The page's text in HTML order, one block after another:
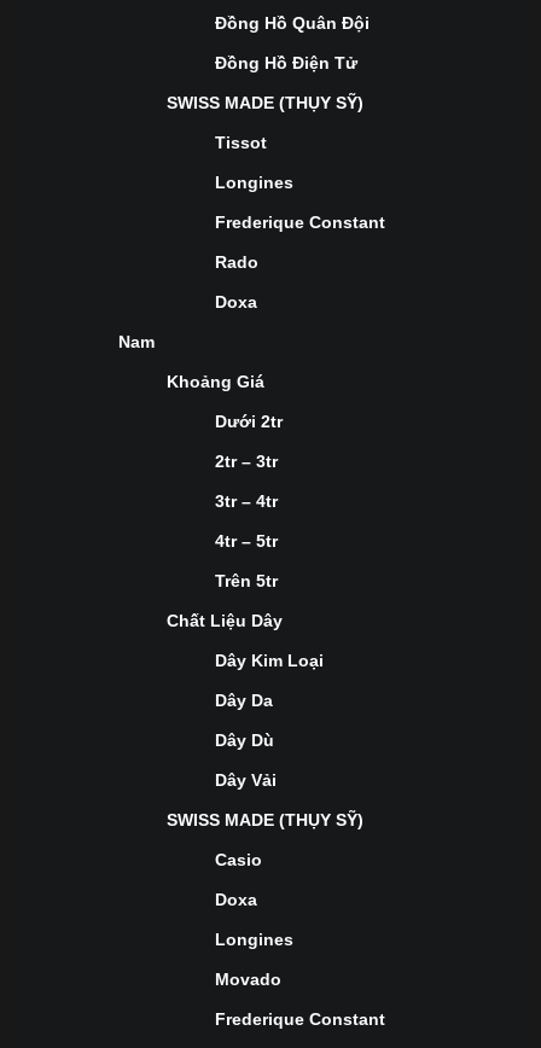
Đồng Hồ Quân Đội
Đồng Hồ Điện Tử
SWISS MADE (THỤY SỸ)
Tissot
Longines
Frederique Constant
Rado
Doxa
Nam
Khoảng Giá
Dưới 2tr
2tr – 3tr
3tr – 4tr
4tr – 5tr
Trên 5tr
Chất Liệu Dây
Dây Kim Loại
Dây Da
Dây Dù
Dây Vải
SWISS MADE (THỤY SỸ)
Casio
Doxa
Longines
Movado
Frederique Constant